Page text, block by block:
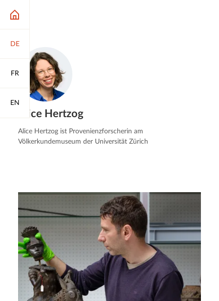
DE
FR
EN
Alice Hertzog
Alice Hertzog ist Provenienzforscherin am
Völkerkundemuseum der Universität Zürich